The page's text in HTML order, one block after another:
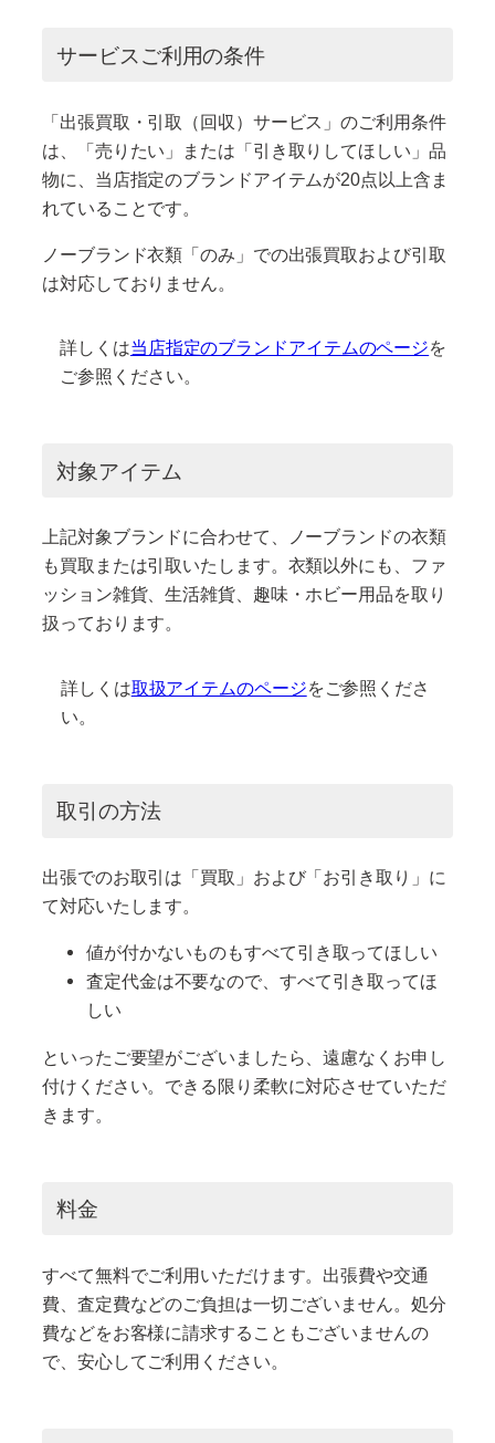
サービスご利用の条件
「出張買取・引取（回収）サービス」のご利用条件
は、「売りたい」または「引き取りしてほしい」品
物に、当店指定のブランドアイテムが20点以上含ま
れていることです。
ノーブランド衣類「のみ」での出張買取および引取
は対応しておりません。
詳しくは当店指定のブランドアイテムのページを
ご参照ください。
対象アイテム
上記対象ブランドに合わせて、ノーブランドの衣類
も買取または引取いたします。衣類以外にも、ファ
ッション雑貨、生活雑貨、趣味・ホビー用品を取り
扱っております。
詳しくは取扱アイテムのページをご参照くださ
い。
取引の方法
出張でのお取引は「買取」および「お引き取り」に
て対応いたします。
値が付かないものもすべて引き取ってほしい
査定代金は不要なので、すべて引き取ってほ
しい
といったご要望がございましたら、遠慮なくお申し
付けください。できる限り柔軟に対応させていただ
きます。
料金
すべて無料でご利用いただけます。出張費や交通
費、査定費などのご負担は一切ございません。処分
費などをお客様に請求することもございませんの
で、安心してご利用ください。